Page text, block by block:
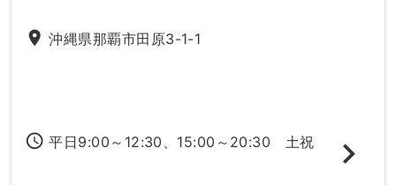
place 沖縄県那覇市田原3-1-1
access_time 平日9:00～12:30、15:00～20:30 土祝